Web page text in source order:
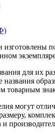
изготовлены
для их
названия
товарным
могут
и